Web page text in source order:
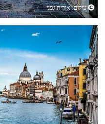
צילום:אורית גפני